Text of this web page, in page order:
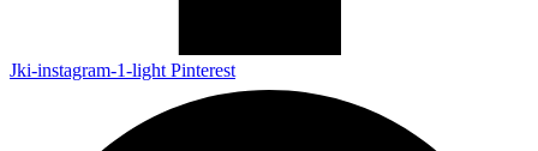
Jki-instagram-1-light Pinterest